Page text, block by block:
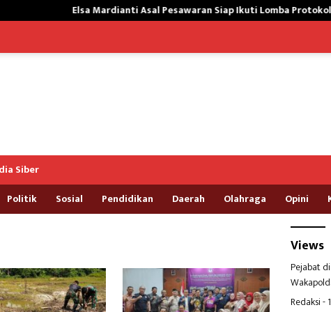
Elsa Mardianti Asal Pesawaran Siap Ikuti Lomba Protokol Upacara
Siber
Politik Sosial Pendidikan Daerah Olahraga Opini
Views
Pejabat
Redaksi-